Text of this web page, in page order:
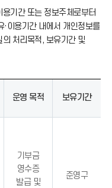
기간 또는 정보주체로부터
이용기간 내에서 개인정보를
처리목적, 보유기간 및
운영 목적 보유기간
기부금
영수증
발급 및
준영구